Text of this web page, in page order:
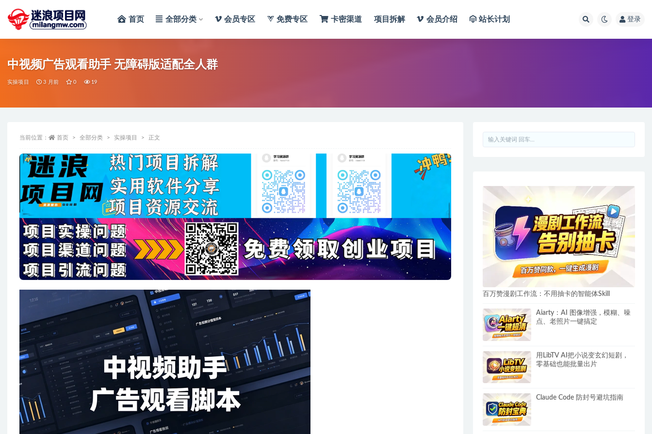
首页 全部分类 会员专区 免费专区 卡密渠道 项目拆解 会员介绍 站长计划 登录
中视频广告观看助手 无障碍版适配全人群
实操项目 3 月前 0 19
当前位置： 首页 全部分类 实操项目 正文
百万赞漫剧工作流：不用抽卡的智能体Skill
Aiarty：AI 图像增强，模糊、噪
点、老照片一键搞定
用LibTV AI把小说变玄幻短剧，
零基础也能批量出片
Claude Code 防封号避坑指南